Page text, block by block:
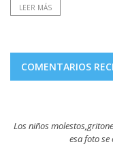
LEER MÁS
COMENTARIOS
Los niños
esa foto